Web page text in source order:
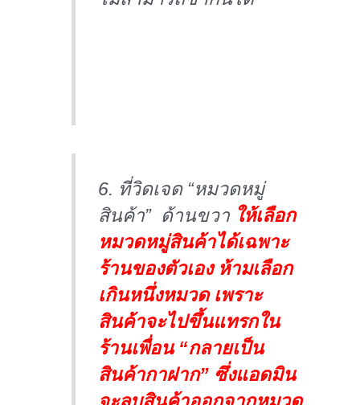
6. ที่วิดเจด “หมวดหมู่
สินค้า” ด้านขวา ให้เลือก
หมวดหมู่สินค้าได้เฉพาะ
ร้านของตัวเอง ห้ามเลือก
เกินหนึ่งหมวด เพราะ
สินค้าจะไปขึ้นแทรกใน
ร้านเพื่อน “กลายเป็น
สินค้ากาฝาก” ซึ่งแอดมิน
จะลบสินค้าออกจากหมวด